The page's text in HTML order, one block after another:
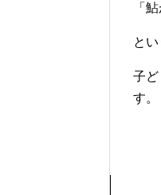
「
とい
子
す。